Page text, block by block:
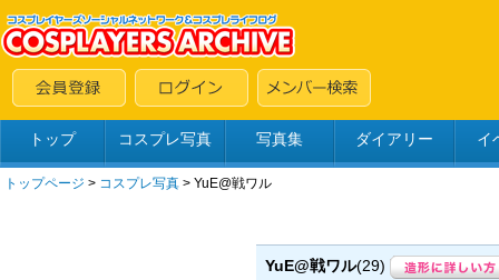
トップ コスプレ写真 写真集 ダイアリー イ
トップページ > コスプレ写真 > YuE@戦ワル
YuE@戦ワル(29)